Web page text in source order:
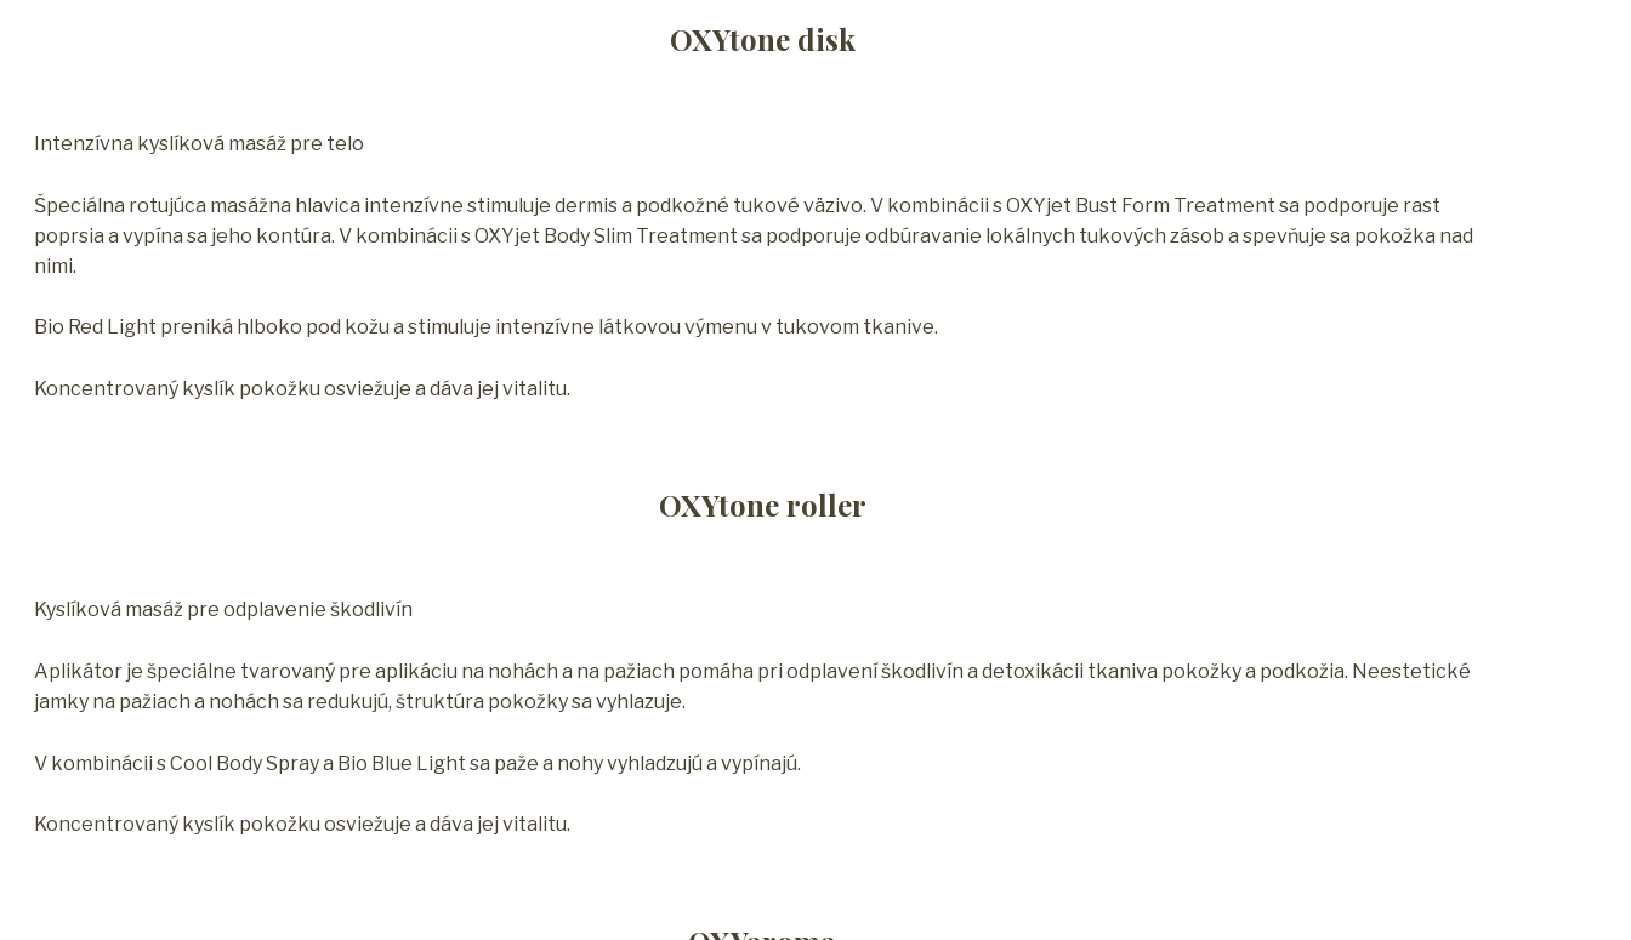
OXYtone disk
Intenzívna kyslíková masáž pre telo
Špeciálna rotujúca masážna hlavica intenzívne stimuluje dermis a podkožné tukové väzivo. V kombinácii s OXYjet Bust Form Treatment sa podporuje rast
poprsia a vypína sa jeho kontúra. V kombinácii s OXYjet Body Slim Treatment sa podporuje odbúravanie lokálnych tukových zásob a spevňuje sa pokožka nad
nimi.
Bio Red Light preniká hlboko pod kožu a stimuluje intenzívne látkovou výmenu v tukovom tkanive.
Koncentrovaný kyslík pokožku osviežuje a dáva jej vitalitu.
OXYtone roller
Kyslíková masáž pre odplavenie škodlivín
Aplikátor je špeciálne tvarovaný pre aplikáciu na nohách a na pažiach pomáha pri odplavení škodlivín a detoxikácii tkaniva pokožky a podkožia. Neestetické
jamky na pažiach a nohách sa redukujú, štruktúra pokožky sa vyhlazuje.
V kombinácii s Cool Body Spray a Bio Blue Light sa paže a nohy vyhladzujú a vypínajú.
Koncentrovaný kyslík pokožku osviežuje a dáva jej vitalitu.